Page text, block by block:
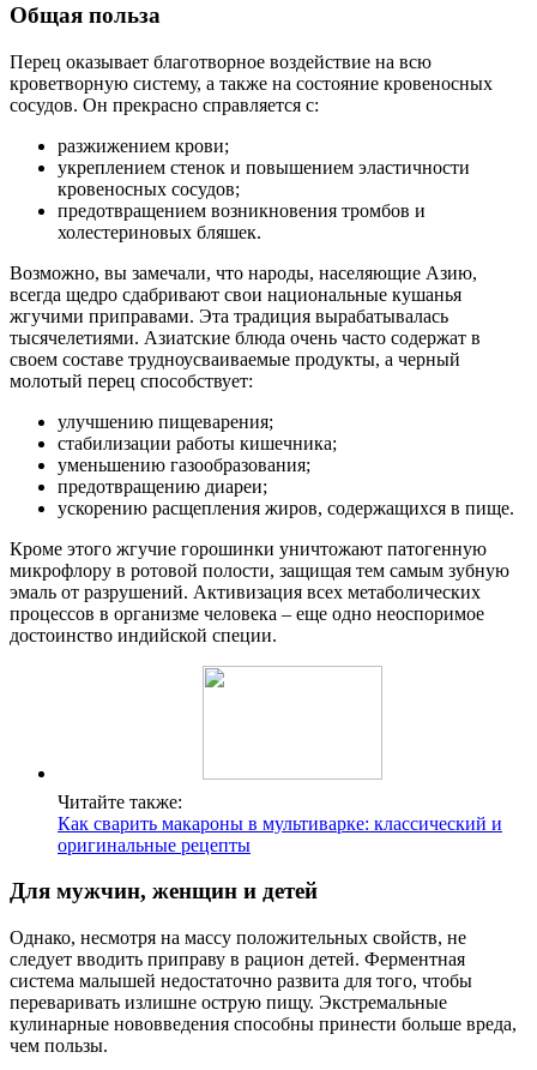
Общая польза
Перец оказывает благотворное воздействие на всю
кроветворную систему, а также на состояние кровеносных
сосудов. Он прекрасно справляется с:
разжижением крови;
укреплением стенок и повышением эластичности
кровеносных сосудов;
предотвращением возникновения тромбов и
холестериновых бляшек.
Возможно, вы замечали, что народы, населяющие Азию,
всегда щедро сдабривают свои национальные кушанья
жгучими приправами. Эта традиция вырабатывалась
тысячелетиями. Азиатские блюда очень часто содержат в
своем составе трудноусваиваемые продукты, а черный
молотый перец способствует:
улучшению пищеварения;
стабилизации работы кишечника;
уменьшению газообразования;
предотвращению диареи;
ускорению расщепления жиров, содержащихся в пище.
Кроме этого жгучие горошинки уничтожают патогенную
микрофлору в ротовой полости, защищая тем самым зубную
эмаль от разрушений. Активизация всех метаболических
процессов в организме человека – еще одно неоспоримое
достоинство индийской специи.
Читайте также:
Как сварить макароны в мультиварке: классический и
оригинальные рецепты
Для мужчин, женщин и детей
Однако, несмотря на массу положительных свойств, не
следует вводить приправу в рацион детей. Ферментная
система малышей недостаточно развита для того, чтобы
переваривать излишне острую пищу. Экстремальные
кулинарные нововведения способны принести больше вреда,
чем пользы.